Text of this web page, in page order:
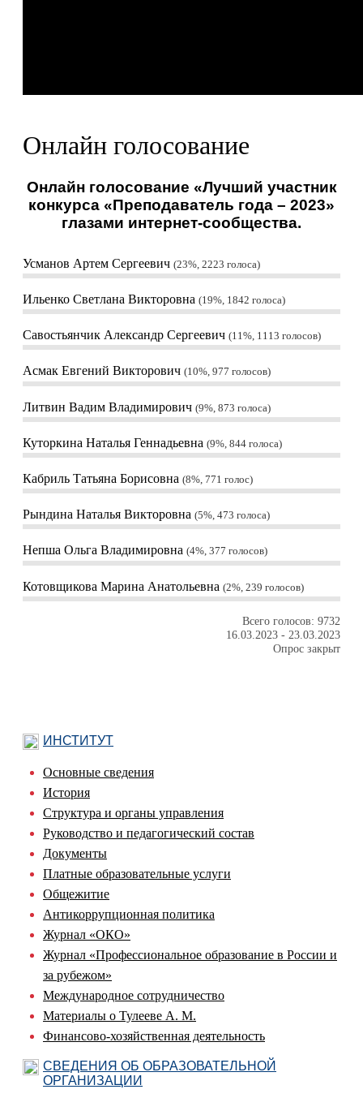
Онлайн голосование
Онлайн голосование «Лучший участник
конкурса «Преподаватель года – 2023»
глазами интернет-сообщества.
Усманов Артем Сергеевич 23%, 2223 голоса
Ильенко Светлана Викторовна 19%, 1842 голоса
Савостьянчик Александр Сергеевич 11%, 1113 голосов
Асмак Евгений Викторович 10%, 977 голосов
Литвин Вадим Владимирович 9%, 873 голоса
Куторкина Наталья Геннадьевна 9%, 844 голоса
Кабриль Татьяна Борисовна 8%, 771 голос
Рындина Наталья Викторовна 5%, 473 голоса
Непша Ольга Владимировна 4%, 377 голосов
Котовщикова Марина Анатольевна 2%, 239 голосов
Всего голосов: 9732
16.03.2023 - 23.03.2023
Опрос закрыт
ИНСТИТУТ
Основные сведения
История
Структура и органы управления
Руководство и педагогический состав
Документы
Платные образовательные услуги
Общежитие
Антикоррупционная политика
Журнал «ОКО»
Журнал «Профессиональное образование в России и
за рубежом»
Международное сотрудничество
Материалы о Тулееве А. М.
Финансово-хозяйственная деятельность
СВЕДЕНИЯ ОБ ОБРАЗОВАТЕЛЬНОЙ
ОРГАНИЗАЦИИ